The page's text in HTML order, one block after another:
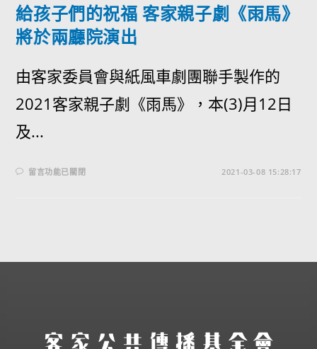
給孩子們的祝福 客家親子劇《雨馬》
將於兩廳院演出
由客家委員會與紙風車劇團聯手製作的
2021客家親子劇《雨馬》，本(3)月12日
及...
留言功能已關閉 2021-03-08 15:28:17